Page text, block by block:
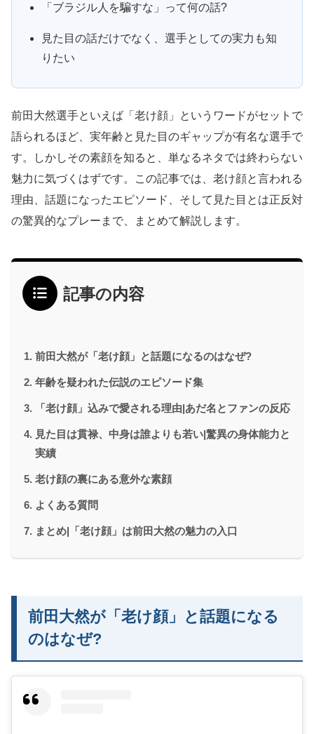
「ブラジル人を騙すな」って何の話?
見た目の話だけでなく、選手としての実力も知
りたい
前田大然選手といえば「老け顔」というワードがセットで
語られるほど、実年齢と見た目のギャップが有名な選手で
す。しかしその素顔を知ると、単なるネタでは終わらない
魅力に気づくはずです。この記事では、老け顔と言われる
理由、話題になったエピソード、そして見た目とは正反対
の驚異的なプレーまで、まとめて解説します。
記事の内容
前田大然が「老け顔」と話題になるのはなぜ?
年齢を疑われた伝説のエピソード集
「老け顔」込みで愛される理由|あだ名とファンの反応
見た目は貫禄、中身は誰よりも若い|驚異の身体能力と
実績
老け顔の裏にある意外な素顔
よくある質問
まとめ|「老け顔」は前田大然の魅力の入口
前田大然が「老け顔」と話題になる
のはなぜ?